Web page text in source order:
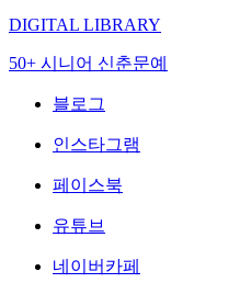
DIGITAL LIBRARY
50+ 시니어 신춘문예
블로그
인스타그램
페이스북
유튜브
네이버카페